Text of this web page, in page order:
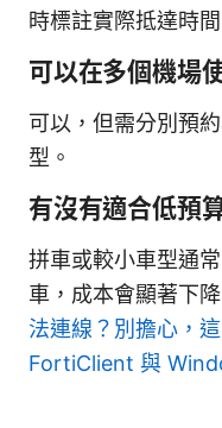
時標註實際抵達時間
可以在多個機場
可以，但需分別預
型。
有沒有適合低預
拼車或較小車型通
車，成本會顯著下降
法連線？別擔心，
FortiClient 與